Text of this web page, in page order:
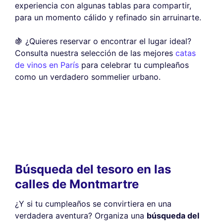
experiencia con algunas tablas para compartir,
para un momento cálido y refinado sin arruinarte.
🍇 ¿Quieres reservar o encontrar el lugar ideal?
Consulta nuestra selección de las mejores catas
de vinos en París para celebrar tu cumpleaños
como un verdadero sommelier urbano.
Búsqueda del tesoro en las
calles de Montmartre
¿Y si tu cumpleaños se convirtiera en una
verdadera aventura? Organiza una búsqueda del